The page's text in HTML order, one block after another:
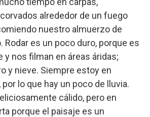
alrededor de un fuego
nuestro almuerzo de
Rodar es un poco duro, porque es
y nos filman en áreas áridas;
y nieve. Siempre estoy en
lo que hay un poco de lluvia.
cálido, pero en
porque el paisaje es un